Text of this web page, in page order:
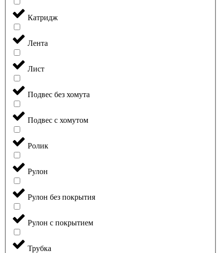
Катридж
Лента
Лист
Подвес без хомута
Подвес с хомутом
Ролик
Рулон
Рулон без покрытия
Рулон с покрытием
Трубка